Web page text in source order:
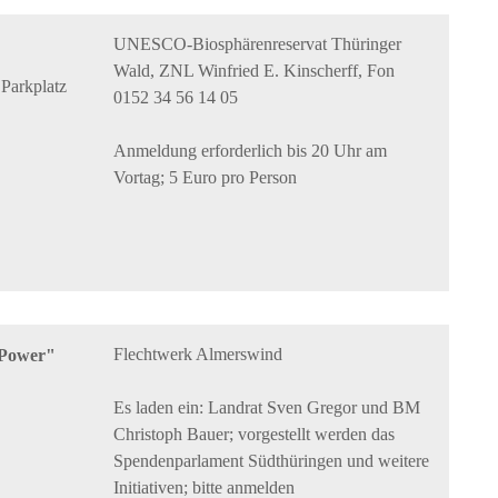
UNESCO-Biosphärenreservat Thüringer
Wald, ZNL Winfried E. Kinscherff, Fon
0152 34 56 14 05
Anmeldung erforderlich bis 20 Uhr am
Vortag; 5 Euro pro Person
Flechtwerk Almerswind
Es laden ein: Landrat Sven Gregor und BM
Christoph Bauer; vorgestellt werden das
Spendenparlament Südthüringen und weitere
Initiativen; bitte anmelden